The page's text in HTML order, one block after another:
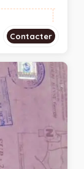
Contacter